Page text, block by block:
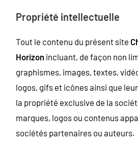
Propriété intellectuelle
Tout le contenu du présent site
Horizon incluant, de façon non
graphismes, images, textes,
logos, gifs et icônes ainsi que
la propriété exclusive de la
marques, logos ou contenus
sociétés partenaires ou auteurs.